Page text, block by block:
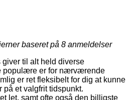
baseret på 8 anmeldelser
til alt held diverse
populære er for nærværende
er ret fleksibelt for dig at kunne
på et valgfrit tidspunkt.
let, samt ofte også den billigste